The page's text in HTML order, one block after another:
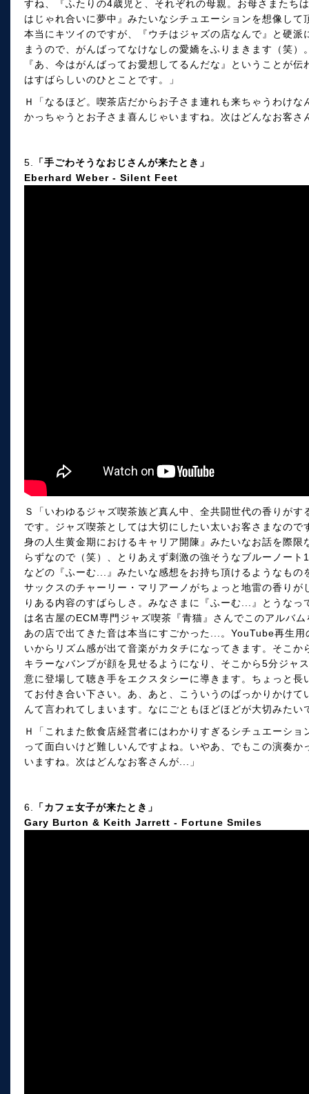
すね、『ふたりの4歳児と、それぞれの母親。お母さまたち
はじゃれ合いに夢中』みたいなシチュエーションを想像して
本当にキツイのですが、『ウチはジャズの店なんで』と硬
まうので、がんばってなけなしの愛嬌をふりまきます（笑
『あ、今はがんばってお愛想してるんだな』ということが
はすばらしいのひとことです。」
Ｈ「なるほど。喫茶店だからお子さま連れも来ちゃうわけ
かっちゃうとお子さま喜んじゃいますね。次はどんなお客さ
5.
「手ごわそうなおじさんが来たとき」
Eberhard Weber - Silent Feet
Ｓ「いわゆるジャズ喫茶族ど真ん中、全共闘世代の香りが
です。ジャズ喫茶としては大切にしたい太いお客さまなの
身の人生黄金期におけるキャリア開陳』みたいなお話を際
らずなので（笑）、とりあえず刺激の強そうなブルーノー
などの『ふーむ...』みたいな感想をお持ち頂けるようなも
サックスのチャーリー・マリアーノがちょっと地雷の香り
りある内容のすばらしさ。みなさまに『ふーむ...』とうな
は名古屋のECM専門ジャズ喫茶『青猫』さんでこのアルバ
あの店で出てきた音は本当にすごかった...。YouTube再生
いからリズム感が出て音楽がカタチになってきます。そこ
キラーなバンプが顔を見せるようになり、そこから5分ジャ
意に登場して聴き手をエクスタシーに導きます。ちょっと
てお付き合い下さい。あ、あと、こういうのばっかりかけ
んて言われてしまいます。なにごともほどほどが大切みたい
Ｈ「これまた飲食店経営者にはわかりすぎるシチュエーシ
って面白いけど難しいんですよね。いやあ、でもこの演奏
いますね。次はどんなお客さんが...」
6.
「カフェ女子が来たとき」
Gary Burton & Keith Jarrett - Fortune Smiles